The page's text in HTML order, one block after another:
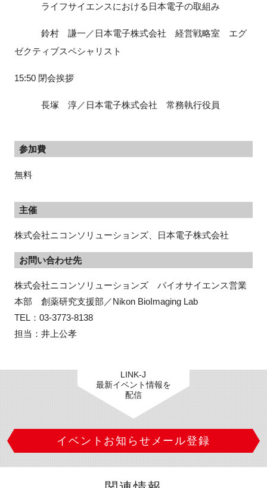
ライフサイエンスにおける日本電子の取組み
鈴村 謙一／日本電子株式会社 経営戦略室 エグ
ゼクティブスペシャリスト
15:50 閉会挨拶
長塚 淳／日本電子株式会社 常務執行役員
参加費
無料
主催
株式会社ニコンソリューションズ、日本電子株式会社
お問い合わせ先
株式会社ニコンソリューションズ　バイオサイエンス営業
本部　創薬研究支援部／Nikon BioImaging Lab
TEL：03-3773-8138
担当：井上公孝
LINK-J
最新イベント情報を
配信
イベントお知らせメール登録